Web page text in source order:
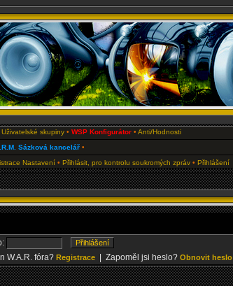
Uživatelské skupiny• WSP Konfigurátor • Anti/Hodnosti
Sázková kancelář •
Nastavení • Přihlásit, pro kontrolu soukromých zpráv • Přihlášení
W.A.R. fóra? Registrace | Zapoměl jsi heslo? Obnovit heslo